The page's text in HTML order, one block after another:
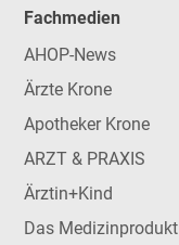
Fachmedien
AHOP-News
Ärzte Krone
Apotheker Krone
ARZT & PRAXIS
Ärztin+Kind
Das Medizinprodukt